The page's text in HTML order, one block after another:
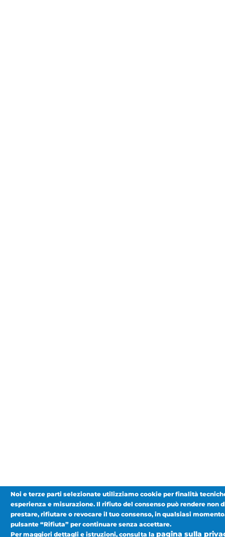
Noi e terze parti selezionate utilizziamo cookie per finalità
esperienza e misurazione. Il rifiuto del consenso può rendere
prestare, rifiutare o revocare il tuo consenso, in qualsiasi
pulsante “Rifiuta” per continuare senza accettare.
Per maggiori dettagli e istruzioni, consulta la pagina sulla